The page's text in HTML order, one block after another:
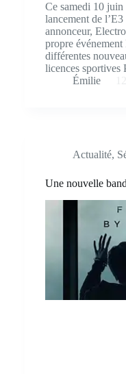
Ce samedi 10 juin
lancement de
annonceur,
propre
différentes
licences sportives
Émilie
Actualité,
Une nouvelle